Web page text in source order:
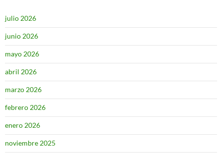
julio 2026
junio 2026
mayo 2026
abril 2026
marzo 2026
febrero 2026
enero 2026
noviembre 2025